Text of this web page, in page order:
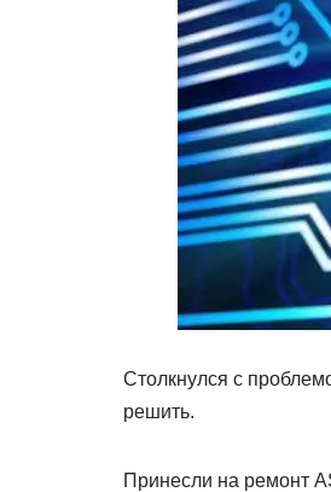
Столкнулся с
решить.
Принесли на ремонт